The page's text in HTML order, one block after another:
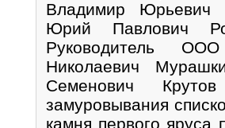
Владимир Юрьевич
Юрий Павлович
Руководитель
Николаевич
Семенович
замуровывания
камня первого